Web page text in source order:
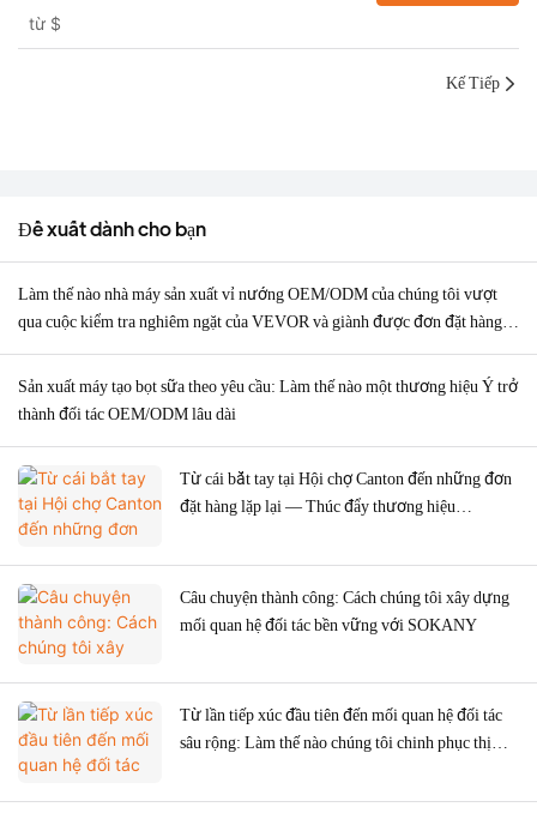
từ $
Kế Tiếp
Đề xuất dành cho bạn
Làm thế nào nhà máy sản xuất vỉ nướng OEM/ODM của chúng tôi vượt
qua cuộc kiểm tra nghiêm ngặt của VEVOR và giành được đơn đặt hàng
Sản xuất máy tạo bọt sữa theo yêu cầu: Làm thế nào một thương hiệu Ý trở
thành đối tác OEM/ODM lâu dài
Từ cái bắt tay tại Hội chợ Canton đến những đơn
đặt hàng lặp lại — Thúc đẩy thương hiệu
hàng OEM
Câu chuyện thành công: Cách chúng tôi xây dựng
mối quan hệ đối tác bền vững với SOKANY
Từ lần tiếp xúc đầu tiên đến mối quan hệ đối tác
sâu rộng: Làm thế nào chúng tôi chinh phục thị
chỉ trong một năm